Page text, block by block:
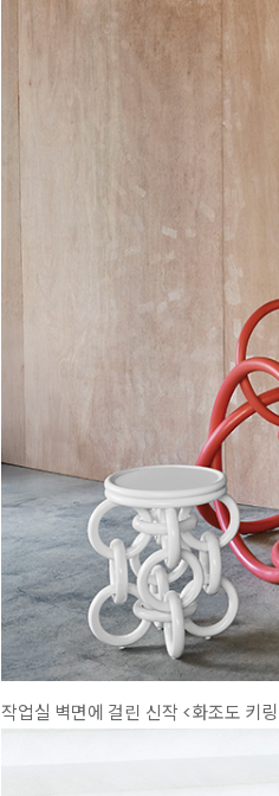
작업실 벽면에 걸린 신작 <화조도 키링